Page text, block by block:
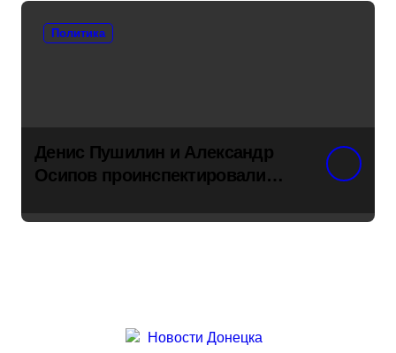
Политика
Денис Пушилин и Александр
Осипов проинспектировали
детсадов в поселке Новый